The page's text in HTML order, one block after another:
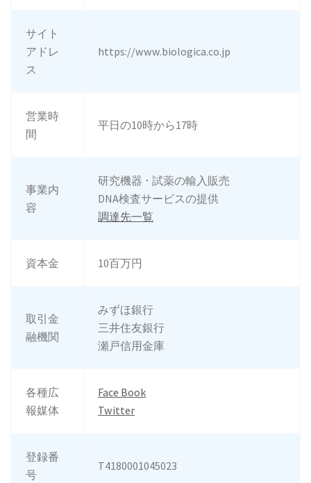
サイト
アドレ
ス
https://www.biologica.co.jp
営業時
間
平日の10時から17時
事業内
容
研究機器 ･ 試薬の輸入販売
DNA検査サービスの提供
調達先一覧
資本金 10百万円
取引金
融機関
みずほ銀行
三井住友銀行
瀬戸信用金庫
各種広
報媒体
Face Book
Twitter
登録番
号
T4180001045023